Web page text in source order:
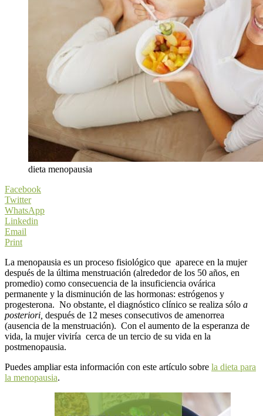
dieta menopausia
Facebook
Twitter
WhatsApp
Linkedin
Email
Print
La menopausia es un proceso fisiológico que aparece en la mujer
después de la última menstruación (alrededor de los 50 años, en
promedio) como consecuencia de la insuficiencia ovárica
permanente y la disminución de las hormonas: estrógenos y
progesterona. No obstante, el diagnóstico clínico se realiza sólo a
posteriori, después de 12 meses consecutivos de amenorrea
(ausencia de la menstruación). Con el aumento de la esperanza de
vida, la mujer viviría cerca de un tercio de su vida en la
postmenopausia.
Puedes ampliar esta información con este artículo sobre la dieta para
la menopausia.